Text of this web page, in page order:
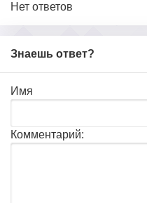
Нет ответов
Знаешь ответ?
Имя
Комментарий: